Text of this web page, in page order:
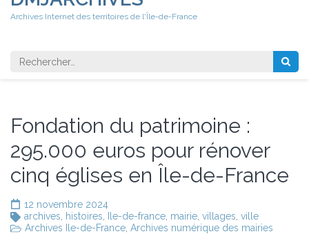
Archives Internet des territoires de l'Île-de-France
Rechercher
Fondation du patrimoine :
295.000 euros pour rénover
cinq églises en Île-de-France
12 novembre 2024
archives
histoires Ile-de-france mairie villages ville
Archives Ile-de-France Archives numérique des mairies